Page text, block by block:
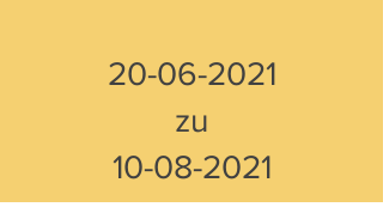
20-06-2021
zu
10-08-2021